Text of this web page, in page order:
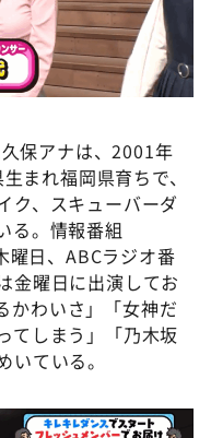
保アナは、2001年
まれ福岡県育ちで、
ク、スキューバーダ
る。情報番組
曜日、ABCラジオ番
金曜日に出演してお
かわいさ」「女神だ
てしまう」「乃木坂
ている。